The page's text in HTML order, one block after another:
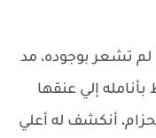
تشعر بوجوده، مد
إلي عنقها
أنكشف له أعلي